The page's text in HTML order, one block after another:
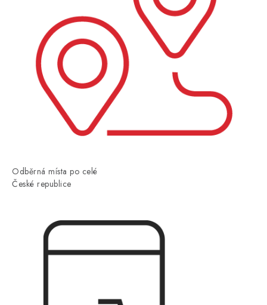
Odběrná místa po celé
České republice